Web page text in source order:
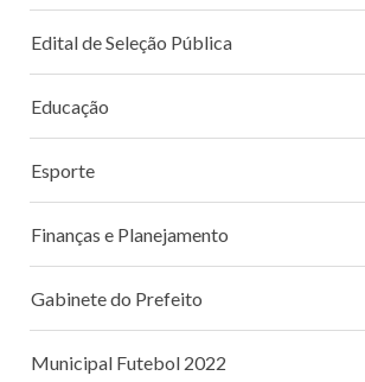
Edital de Seleção Pública
Educação
Esporte
Finanças e Planejamento
Gabinete do Prefeito
Municipal Futebol 2022